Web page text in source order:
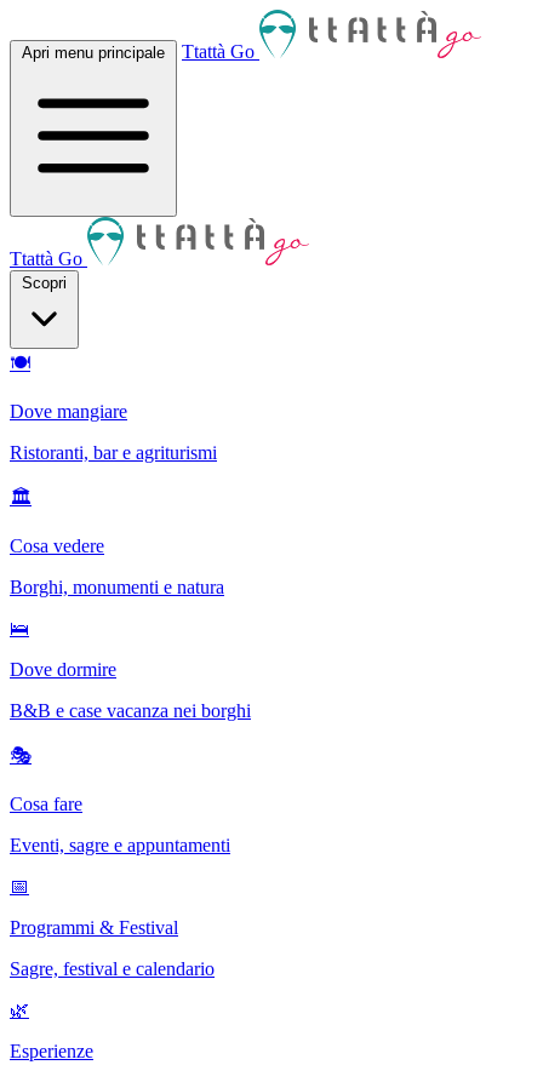
Apri menu principale Ttattà Go
Ttattà Go
Scopri
🍽
Dove mangiare
Ristoranti, bar e agriturismi
🏛
Cosa vedere
Borghi, monumenti e natura
🛌
Dove dormire
B&B e case vacanza nei borghi
🎭
Cosa fare
Eventi, sagre e appuntamenti
📅
Programmi & Festival
Sagre, festival e calendario
🌿
Esperienze